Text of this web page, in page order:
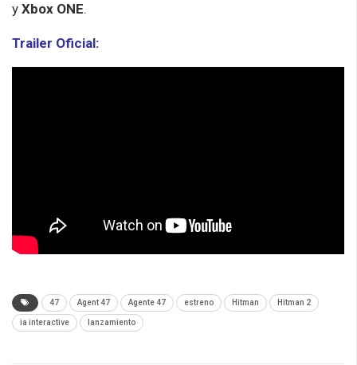
y Xbox ONE.
Trailer Oficial:
47 Agent 47 Agente 47 estreno Hitman Hitman 2
ia interactive lanzamiento